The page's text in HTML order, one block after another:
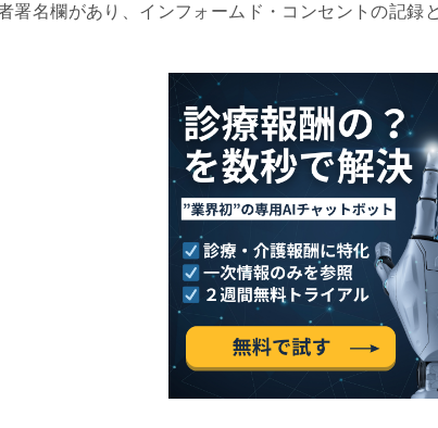
署名欄があり、インフォームド・コンセントの記録